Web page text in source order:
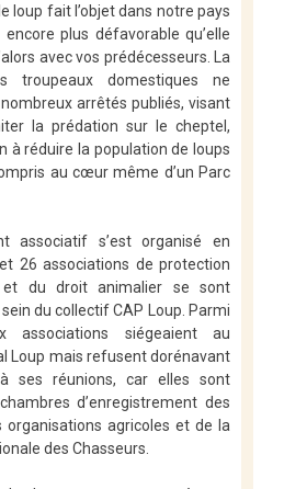
loup fait l’objet dans notre pays
encore plus défavorable qu’elle
avec vos prédécesseurs. La
troupeaux domestiques ne
arrêtés publiés, visant
la prédation sur le cheptel,
à réduire la population de loups
au cœur même d’un Parc
associatif s’est organisé en
26 associations de protection
du droit animalier se sont
du collectif CAP Loup. Parmi
associations siégeaient au
Loup mais refusent dorénavant
ses réunions, car elles sont
d’enregistrement des
organisations agricoles et de la
des Chasseurs.